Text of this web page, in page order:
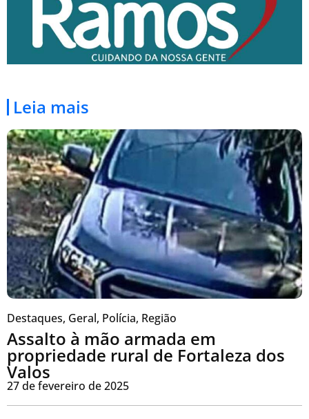
Leia mais
Destaques, Geral, Polícia, Região
Assalto à mão armada em
propriedade rural de Fortaleza dos
Valos
27 de fevereiro de 2025